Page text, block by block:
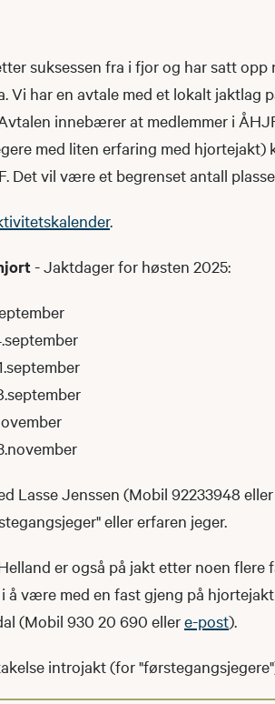
suksessen fra i fjor og har satt
Vi har en avtale med et lokalt jaktlag
innebærer at medlemmer i
med liten erfaring med hjortejakt)
Det vil være et begrenset antall
.
- Jaktdager for høsten 2025:
Lasse Jenssen (Mobil 92233948 eller
eller erfaren jeger.
er også på jakt etter noen flere
å være med en fast gjeng på
(Mobil 930 20 690 ellere-post).
introjakt (for